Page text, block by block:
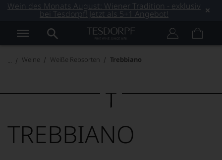
Wein des Monats August: Wiener Tradition - exklusiv
bei Tesdorpf! Jetzt als 5+1 Angebot!
Weine Weiße Rebsorten Trebbiano
TREBBIANO